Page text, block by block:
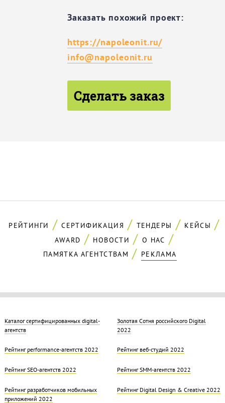
Заказать похожий проект:
https://napoleonit.ru/
info@napoleonit.ru
Сделать заказ
РЕЙТИНГИ СЕРТИФИКАЦИЯ ТЕНДЕРЫ
КЕЙСЫ
AWARD
НОВОСТИ
О НАС
ПАМЯТКА АГЕНТСТВАМ
РЕКЛАМА
Каталог сертифицированных digital-
агентств
Золотая Cотня российского Digital
2022
Рейтинг performance-агентств 2022 Рейтинг веб-студий 2022
Рейтинг SEO-агентств 2022 Рейтинг SMM-агентств 2022
Рейтинг разработчиков мобильных
приложений 2022
Рейтинг Digital Design & Creative 2022